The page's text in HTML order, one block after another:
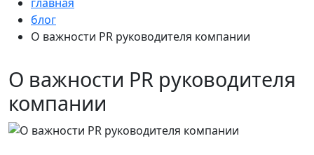
блог
О важности PR руководителя компании
О важности PR руководителя
компании